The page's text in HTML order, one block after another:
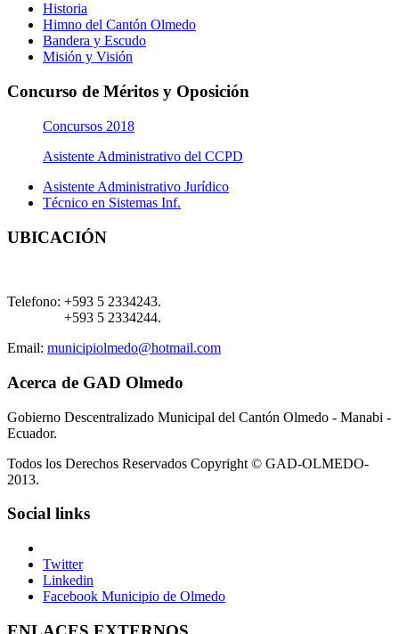
Historia
Himno del Cantón Olmedo
Bandera y Escudo
Misión y Visión
Concurso de Méritos y Oposición
Concursos 2018
Asistente Administrativo del CCPD
Asistente Administrativo Jurídico
Técnico en Sistemas Inf.
UBICACIÓN
Telefono: +593 5 2334243.
+593 5 2334244.
Email: municipiolmedo@hotmail.com
Acerca de GAD Olmedo
Gobierno Descentralizado Municipal del Cantón Olmedo - Manabi -
Ecuador.
Todos los Derechos Reservados Copyright © GAD-OLMEDO-
2013.
Social links
Twitter
Linkedin
Facebook Municipio de Olmedo